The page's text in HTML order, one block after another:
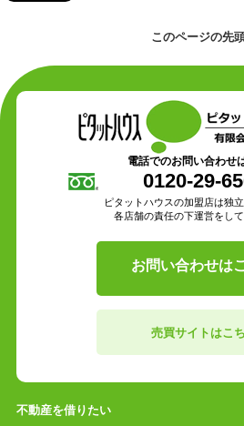
このページの先
電話でのお問い合わせ
0120-29-
ピタットハウスの加盟店は独立
各店舗の責任の下運営をして
お問い合わせは
売買サイトはこ
不動産を借りたい